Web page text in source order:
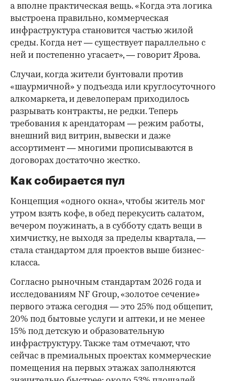
а вполне практическая вещь. «Когда эта логика
выстроена правильно, коммерческая
инфраструктура становится частью жилой
среды. Когда нет — существует параллельно с
ней и постепенно угасает», — говорит Ярова.
Случаи, когда жители бунтовали против
«шаурмичной» у подъезда или круглосуточного
алкомаркета, и девелоперам приходилось
разрывать контракты, не редки. Теперь
требования к арендаторам — режим работы,
внешний вид витрин, вывески и даже
ассортимент — многими прописываются в
договорах достаточно жестко.
Как собирается пул
Концепция «одного окна», чтобы житель мог
утром взять кофе, в обед перекусить салатом,
вечером поужинать, а в субботу сдать вещи в
химчистку, не выходя за пределы квартала, —
стала стандартом для проектов выше бизнес-
класса.
Согласно рыночным стандартам 2026 года и
исследованиям NF Group, «золотое сечение»
первого этажа сегодня — это 25% под общепит,
20% под бытовые услуги и аптеки, и не менее
15% под детскую и образовательную
инфраструктуру. Также там отмечают, что
сейчас в премиальных проектах коммерческие
помещения на первых этажах заполняются